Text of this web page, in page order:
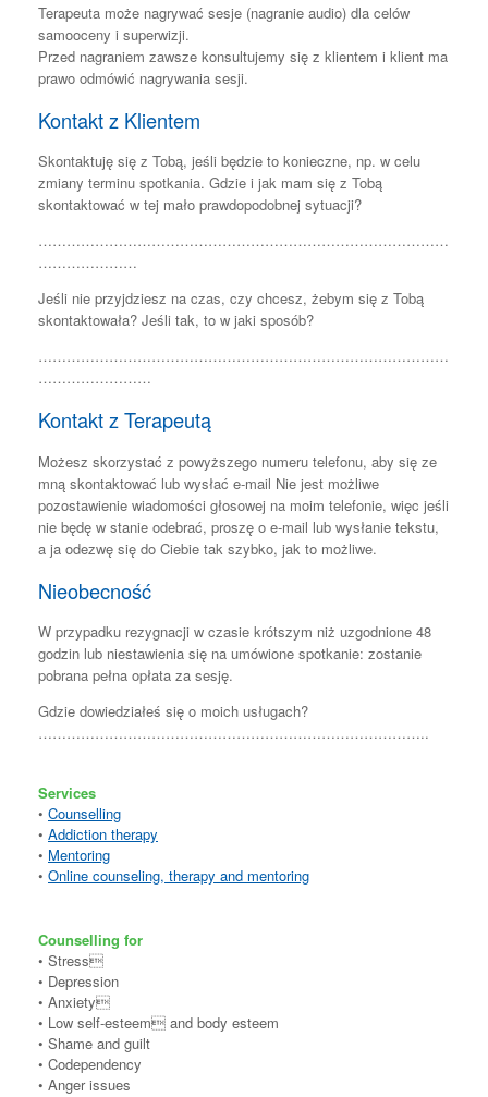
Terapeuta może nagrywać sesje (nagranie audio) dla celów
samooceny i superwizji.
Przed nagraniem zawsze konsultujemy się z klientem i klient ma
prawo odmówić nagrywania sesji.
Kontakt z Klientem
Skontaktuję się z Tobą, jeśli będzie to konieczne, np. w celu
zmiany terminu spotkania. Gdzie i jak mam się z Tobą
skontaktować w tej mało prawdopodobnej sytuacji?
……………………………………………………………………………
…………………
Jeśli nie przyjdziesz na czas, czy chcesz, żebym się z Tobą
skontaktowała? Jeśli tak, to w jaki sposób?
……………………………………………………………………………
……………………
Kontakt z Terapeutą
Możesz skorzystać z powyższego numeru telefonu, aby się ze
mną skontaktować lub wysłać e-mail Nie jest możliwe
pozostawienie wiadomości głosowej na moim telefonie, więc jeśli
nie będę w stanie odebrać, proszę o e-mail lub wysłanie tekstu,
a ja odezwę się do Ciebie tak szybko, jak to możliwe.
Nieobecność
W przypadku rezygnacji w czasie krótszym niż uzgodnione 48
godzin lub niestawienia się na umówione spotkanie: zostanie
pobrana pełna opłata za sesję.
Gdzie dowiedziałeś się o moich usługach?
………………………………………………………………………..
Services
• Counselling
• Addiction therapy
• Mentoring
• Online counseling, therapy and mentoring
Counselling for
• Stress
• Depression
• Anxiety
• Low self-esteem and body esteem
• Shame and guilt
• Codependency
• Anger issues